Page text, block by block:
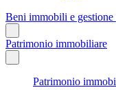
Beni immobili e
Patrimonio immobiliare
Patrimonio